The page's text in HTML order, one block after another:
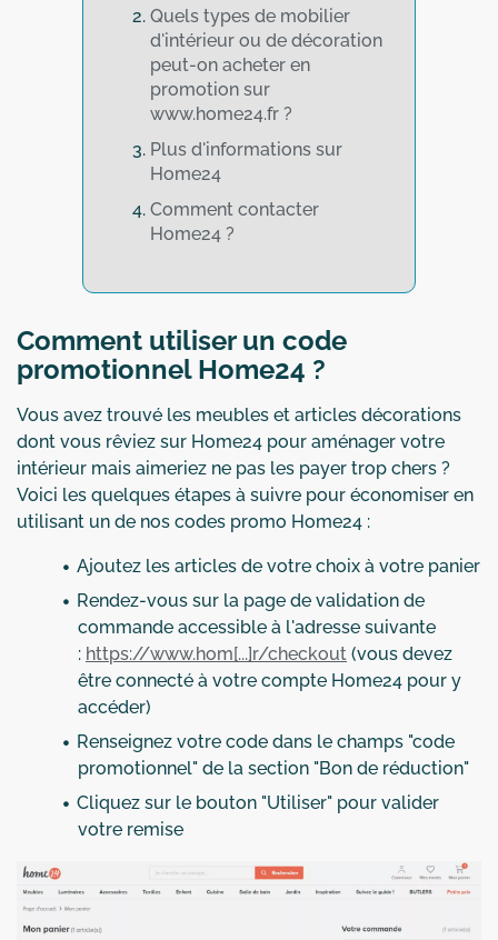
Quels types de mobilier
d'intérieur ou de décoration
peut-on acheter en
promotion sur
www.home24.fr ?
Plus d'informations sur
Home24
Comment contacter
Home24 ?
Comment utiliser un code
promotionnel Home24 ?
Vous avez trouvé les meubles et articles décorations
dont vous rêviez sur Home24 pour aménager votre
intérieur mais aimeriez ne pas les payer trop chers ?
Voici les quelques étapes à suivre pour économiser en
utilisant un de nos codes promo Home24 :
Ajoutez les articles de votre choix à votre panier
Rendez-vous sur la page de validation de
commande accessible à l'adresse suivante
: https://www.hom[...]r/checkout (vous devez
être connecté à votre compte Home24 pour y
accéder)
Renseignez votre code dans le champs "code
promotionnel" de la section "Bon de réduction"
Cliquez sur le bouton "Utiliser" pour valider
votre remise